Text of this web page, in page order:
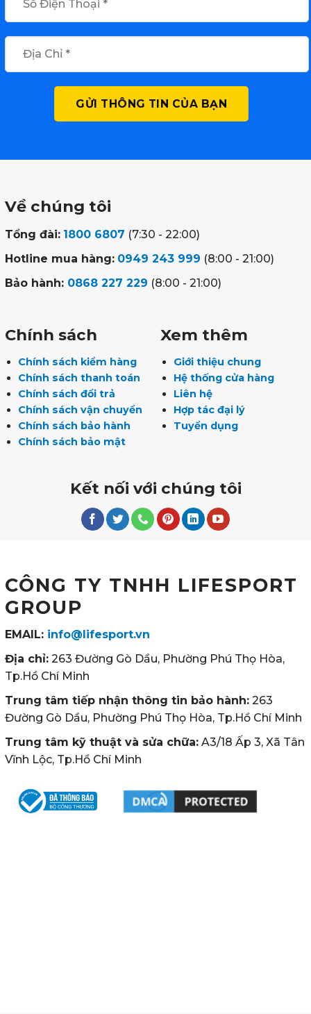
Về chúng tôi
Tổng đài: 1800 6807 (7:30 - 22:00)
Hotline mua hàng: 0949 243 999 (8:00 - 21:00)
Bảo hành: 0868 227 229 (8:00 - 21:00)
Chính sách
Chính sách kiểm hàng
Chính sách thanh toán
Chính sách đổi trả
Chính sách vận chuyển
Chính sách bảo hành
Chính sách bảo mật
Xem thêm
Giới thiệu chung
Hệ thống cửa hàng
Liên hệ
Hợp tác đại lý
Tuyển dụng
Kết nối với chúng tôi
CÔNG TY TNHH LIFESPORT
GROUP
EMAIL: info@lifesport.vn
Địa chỉ: 263 Đường Gò Dầu, Phường Phú Thọ Hòa,
Tp.Hồ Chí Minh
Trung tâm tiếp nhận thông tin bảo hành: 263
Đường Gò Dầu, Phường Phú Thọ Hòa, Tp.Hồ Chí Minh
Trung tâm kỹ thuật và sửa chữa: A3/18 Ấp 3, Xã Tân
Vĩnh Lộc, Tp.Hồ Chí Minh